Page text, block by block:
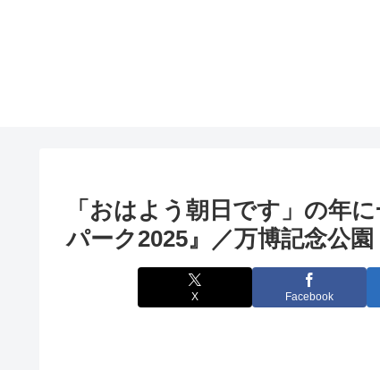
「おはよう朝日です」の年
パーク2025』／万博記念公園
X Facebook